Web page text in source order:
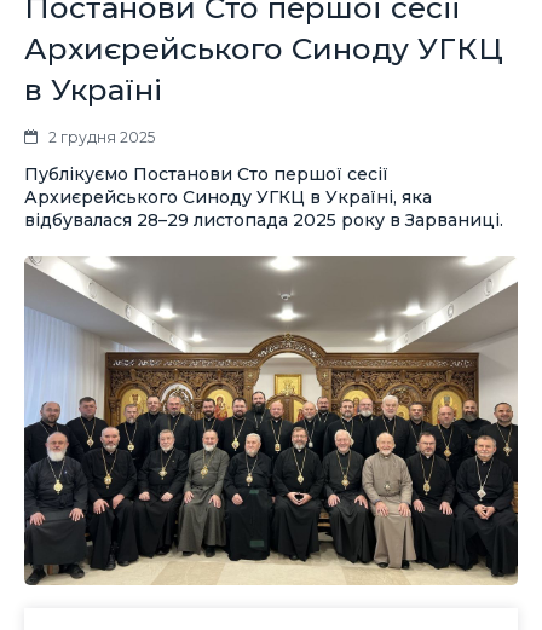
Постанови Сто першої сесії
Архиєрейського Синоду УГКЦ
в Україні
2 грудня 2025
Публікуємо Постанови Сто першої сесії
Архиєрейського Синоду УГКЦ в Україні, яка
відбувалася 28–29 листопада 2025 року в Зарваниці.